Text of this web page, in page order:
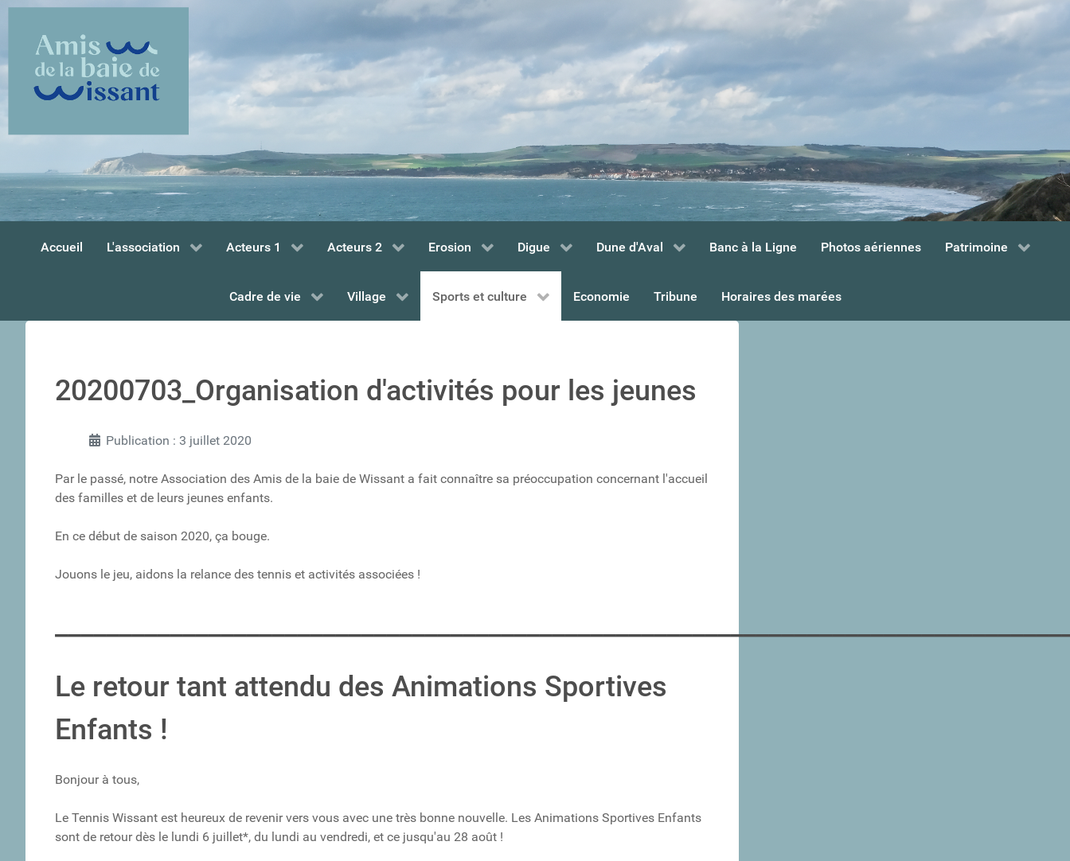
Accueil L'association Acteurs 1 Acteurs 2 Erosion Digue Dune d'Aval Banc à la Ligne Photos aériennes Patrimoine
Cadre de vie Village Sports et culture Economie Tribune Horaires des marées
20200703_Organisation d'activités pour les jeunes
Publication : 3 juillet 2020
Par le passé, notre Association des Amis de la baie de Wissant a fait connaître sa préoccupation concernant l'accueil
des familles et de leurs jeunes enfants.
En ce début de saison 2020, ça bouge.
Jouons le jeu, aidons la relance des tennis et activités associées !
Le retour tant attendu des Animations Sportives
Enfants !
Bonjour à tous,
Le Tennis Wissant est heureux de revenir vers vous avec une très bonne nouvelle. Les Animations Sportives Enfants
sont de retour dès le lundi 6 juillet*, du lundi au vendredi, et ce jusqu'au 28 août !